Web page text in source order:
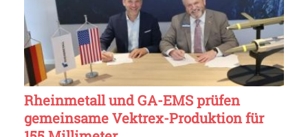
Rheinmetall und GA-EMS prüfen
gemeinsame Vektrex-Produktion für